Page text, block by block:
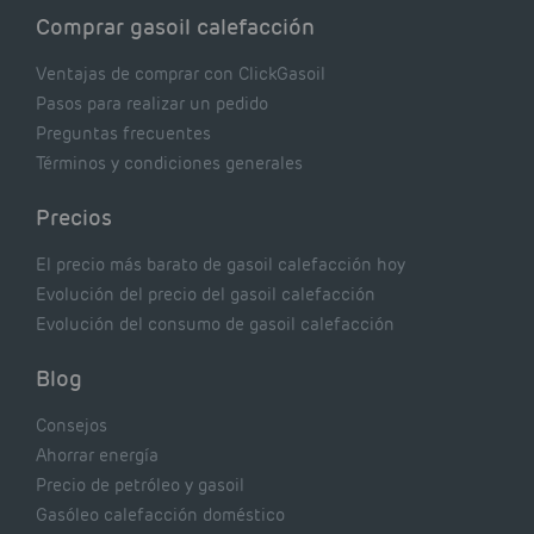
Comprar gasoil calefacción
Ventajas de comprar con ClickGasoil
Pasos para realizar un pedido
Preguntas frecuentes
Términos y condiciones generales
Precios
El precio más barato de gasoil calefacción hoy
Evolución del precio del gasoil calefacción
Evolución del consumo de gasoil calefacción
Blog
Consejos
Ahorrar energía
Precio de petróleo y gasoil
Gasóleo calefacción doméstico